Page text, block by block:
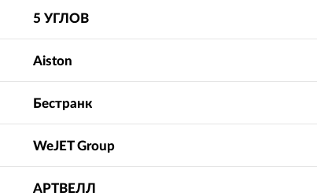
5 УГЛОВ
Aiston
Бестранк
WeJET Group
АРТВЕЛЛ